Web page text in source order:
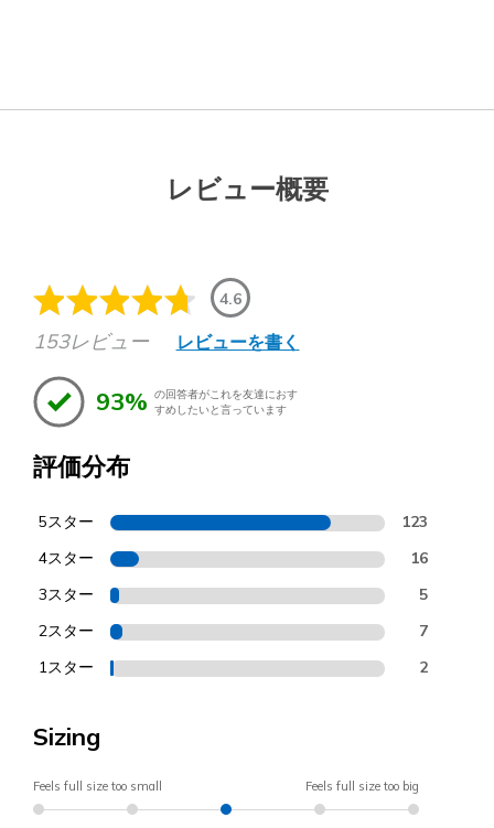
レビュー概要
4.6
153レビュー レビューを書く
93% の回答者がこれを友達におす
すめしたいと言っています
評価分布
5スター 123
4スター 16
3スター 5
2スター 7
1スター 2
Sizing
Feels full size too small Feels full size too big